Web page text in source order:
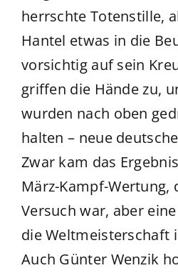
herrschte Totenstille,
Hantel etwas in die
vorsichtig auf sein
griffen die Hände zu,
wurden nach oben
halten – neue
Zwar kam das
März-Kampf-Wertung,
Versuch war, aber
die Weltmeisterschaft
Auch Günter Wenzik